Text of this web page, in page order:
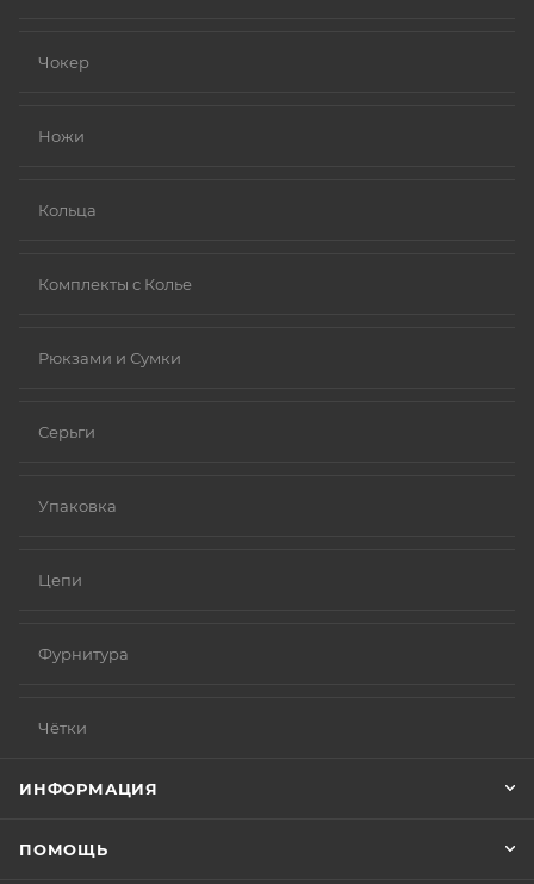
Чокер
Ножи
Кольца
Комплекты с Колье
Рюкзами и Сумки
Серьги
Упаковка
Цепи
Фурнитура
Чётки
ИНФОРМАЦИЯ
ПОМОЩЬ